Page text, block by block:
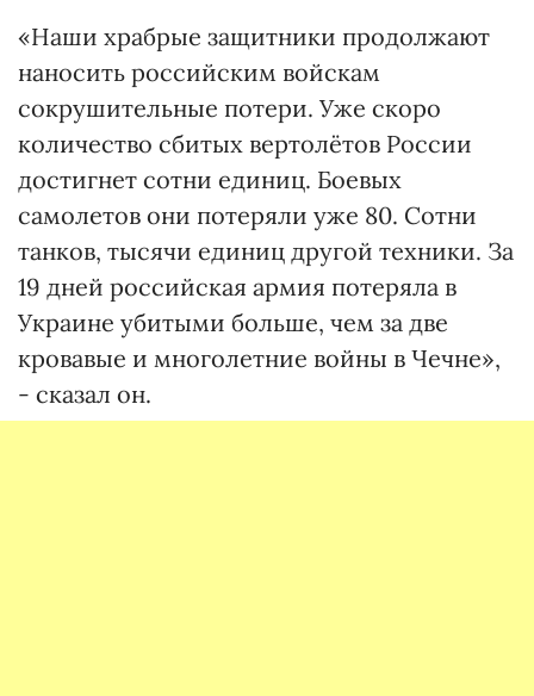
«Наши храбрые защитники продолжают
наносить российским войскам
сокрушительные потери. Уже скоро
количество сбитых вертолётов России
достигнет сотни единиц. Боевых
самолетов они потеряли уже 80. Сотни
танков, тысячи единиц другой техники. За
19 дней российская армия потеряла в
Украине убитыми больше, чем за две
кровавые и многолетние войны в Чечне»,
- сказал он.